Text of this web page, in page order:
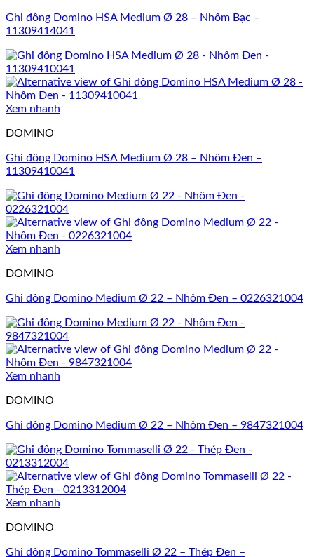
Ghi đông Domino HSA Medium Ø 28 – Nhôm Bạc –
11309414041
Xem nhanh
DOMINO
Ghi đông Domino HSA Medium Ø 28 – Nhôm Đen –
11309410041
Xem nhanh
DOMINO
Ghi đông Domino Medium Ø 22 – Nhôm Đen – 0226321004
Xem nhanh
DOMINO
Ghi đông Domino Medium Ø 22 – Nhôm Đen – 9847321004
Xem nhanh
DOMINO
Ghi đông Domino Tommaselli Ø 22 – Thép Đen –